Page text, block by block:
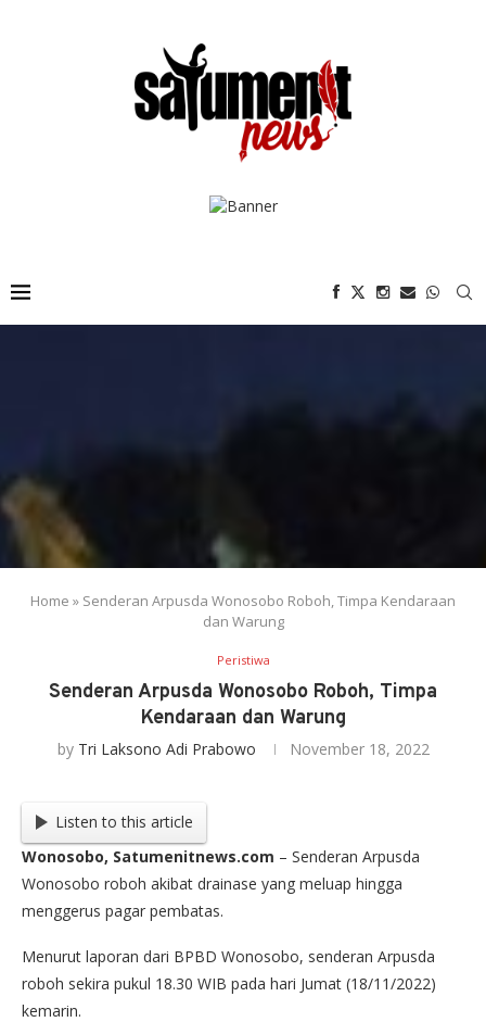
Home » Senderan Arpusda Wonosobo Roboh, Timpa Kendaraan
dan Warung
Peristiwa
Senderan Arpusda Wonosobo Roboh, Timpa
Kendaraan dan Warung
by Tri Laksono Adi Prabowo November 18, 2022
Listen to this article
Wonosobo, Satumenitnews.com – Senderan Arpusda
Wonosobo roboh akibat drainase yang meluap hingga
menggerus pagar pembatas.
Menurut laporan dari BPBD Wonosobo, senderan Arpusda
roboh sekira pukul 18.30 WIB pada hari Jumat (18/11/2022)
kemarin.